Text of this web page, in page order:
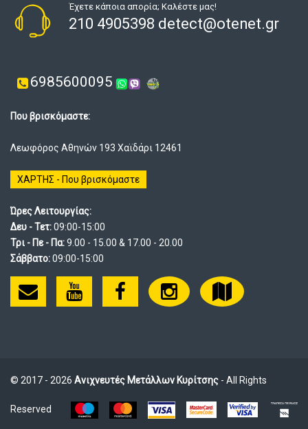
Έχετε κάποια απορία; Καλέστε μας!
210 4905398 detect@otenet.gr
6985600095
Που βρισκόμαστε:
Λεωφόρος Αθηνών 193 Χαϊδάρι 12461
ΧΑΡΤΗΣ - Που βρισκόμαστε
Ώρες Λειτουργίας:
Δευ - Τετ:09:00-15:00
Τρι - Πε - Πα:9.00 - 15.00 & 17.00 - 20.00
Σάββατο:09:00-15:00
© 2017 - 2026 Ανιχνευτές Μετάλλων Κυρίτσης - All Rights
Reserved